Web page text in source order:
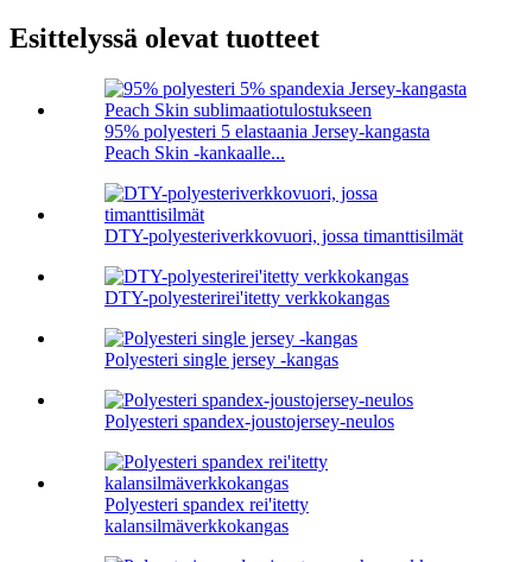
Esittelyssä olevat tuotteet
95% polyesteri 5 elastaania Jersey-kangasta
Peach Skin -kankaalle...
DTY-polyesteriverkkovuori, jossa timanttisilmät
DTY-polyesterirei'itetty verkkokangas
Polyesteri single jersey -kangas
Polyesteri spandex-joustojersey-neulos
Polyesteri spandex rei'itetty
kalansilmäverkkokangas